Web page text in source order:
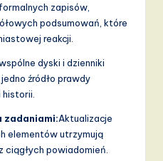
zapisów,
podsumowań, które
reakcji.
dyski i dzienniki
źródło prawdy
zadaniami:Aktualizacje
elementów utrzymują
ciągłych powiadomień.